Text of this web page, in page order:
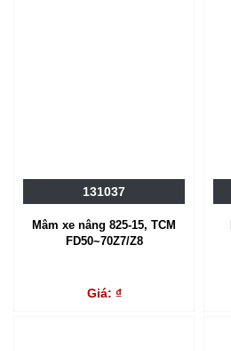
131037
Mâm xe nâng 825-15, TCM
FD50~70Z7/Z8
Giá: ₫